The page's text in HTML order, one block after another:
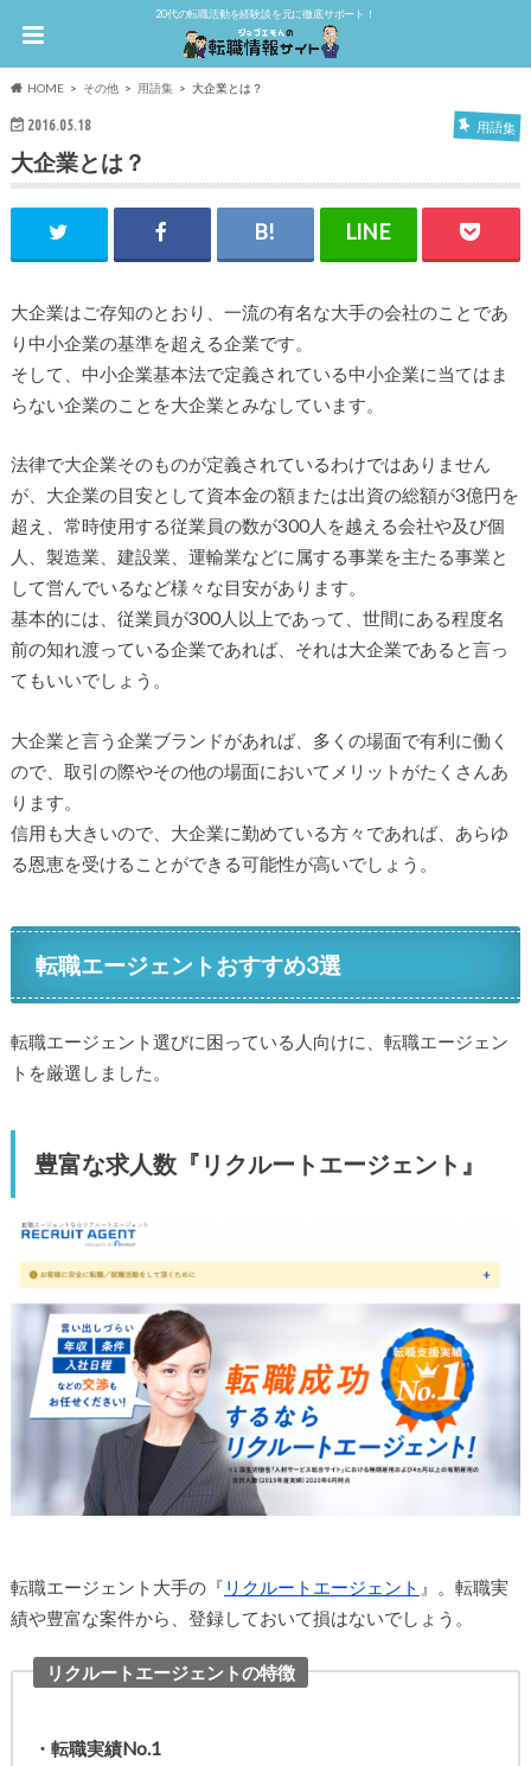
20代の転職活動を経験談を元に徹底サポート！
HOME その他 用語集 大企業とは？
2016.05.18 用語集
大企業とは？
大企業はご存知のとおり、一流の有名な大手の会社のことであ
り中小企業の基準を超える企業です。
そして、中小企業基本法で定義されている中小企業に当てはま
らない企業のことを大企業とみなしています。
法律で大企業そのものが定義されているわけではありません
が、大企業の目安として資本金の額または出資の総額が3億円を
超え、常時使用する従業員の数が300人を越える会社や及び個
人、製造業、建設業、運輸業などに属する事業を主たる事業と
して営んでいるなど様々な目安があります。
基本的には、従業員が300人以上であって、世間にある程度名
前の知れ渡っている企業であれば、それは大企業であると言っ
てもいいでしょう。
大企業と言う企業ブランドがあれば、多くの場面で有利に働く
ので、取引の際やその他の場面においてメリットがたくさんあ
ります。
信用も大きいので、大企業に勤めている方々であれば、あらゆ
る恩恵を受けることができる可能性が高いでしょう。
転職エージェントおすすめ3選
転職エージェント選びに困っている人向けに、転職エージェン
トを厳選しました。
豊富な求人数『リクルートエージェント』
転職エージェント大手の『 リクルートエージェント 』。転職実
績や豊富な案件から、登録しておいて損はないでしょう。
リクルートエージェントの特徴
・転職実績No.1